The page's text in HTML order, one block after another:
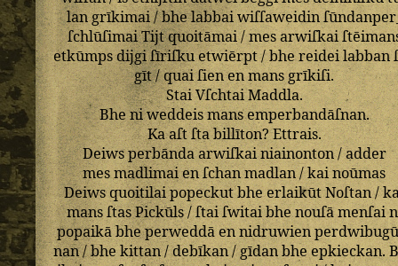
langrīkimai/bhelabbaiwiſſaweidin
ſchlūſimaiTijtquoitāmai/mesarwiſkai
etkūmps dijgiſīriſkuetwiērpt/bhereideilabban
gīt/quaiſienenmans grīkiſi.
StaiVſchtaiMaddla.
Bheniweddeismansemperbandāſnan.
Kaaſtſtabillīton?Ettrais.
Deiwsperbāndaarwiſkainiainonton/adder
mesmadlimaienſchanmadlan/kai noūmas
Deiws quoitilaipopeckut bheerlaikūtNoſtan/
mansſtasPickūls/ſtaiſwitaibhenouſāmenſai
popaikābheperweddāennidruwien
nan/bhekittan/debīkan/gīdanbheepkieckan.